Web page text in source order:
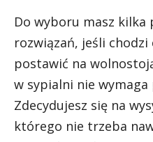
Do wyboru masz kilka
rozwiązań, jeśli chodzi
postawić na
w sypialni nie
Zdecydujesz się na
którego nie trzeba